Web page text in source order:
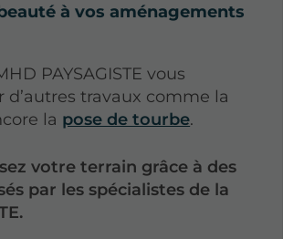
à vos aménagements
PAYSAGISTE vous
d’autres travaux comme la
la pose de tourbe.
votre terrain grâce à des
par les spécialistes de la